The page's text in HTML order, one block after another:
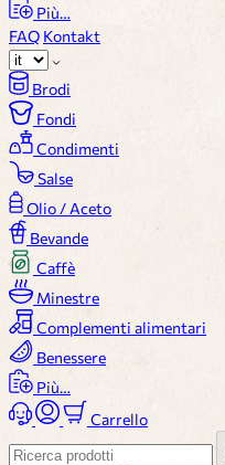
Più…
FAQ Kontakt
Brodi
Fondi
Condimenti
Salse
Olio / Aceto
Bevande
Caffè
Minestre
Complementi alimentari
Benessere
Più…
Carrello